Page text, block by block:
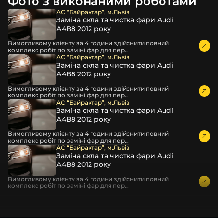
пошкодження товару внаслідок механічних впливів під
час транспортування поштою.
Детальніше про доставку…
Комплектація товару виробника та зовнішній вигляд
товару можуть відрізнятися від фотографій,
представлених на сайті.
Якщо ви шукаєте такі послуги, як заміна скла фари,
розпакування та перепакування фар, відновлення та
ремонт фар, заміна лінз Xenon LED BI-LED, ремонт скла,
корпусу та кріплення фари, налаштування світла,
коригування, діагностика та полірування фари, наші
партнерські сервіси готові надати допомогу по всій
Україні.
Ми опанували мистецтво автосвітла, і це підтвердять
тисячі задоволених клієнтів. Розмаїття вибору, постійна
наявність на складі, свіжі поступлення, доступна ціна,
швидке доставлення та висока якість товарів!
АС “Байрактар”, м.Львів
Заміна скла та чистка фари Audi
А4В8 2012 року
Вимогливому клієнту за 4 години здійснити повний
комплекс робіт по заміні фар для пер...
АС “Байрактар”, м.Львів
Заміна скла та чистка фари Audi
А4В8 2012 року
Вимогливому клієнту за 4 години здійснити повний
комплекс робіт по заміні фар для пер...
АС “Байрактар”, м.Львів
Заміна скла та чистка фари Audi
А4В8 2012 року
Вимогливому клієнту за 4 години здійснити повний
комплекс робіт по заміні фар для пер...
АС “Байрактар”, м.Львів
Заміна скла та чистка фари Audi
А4В8 2012 року
Вимогливому клієнту за 4 години здійснити повний
комплекс робіт по заміні фар для пер...